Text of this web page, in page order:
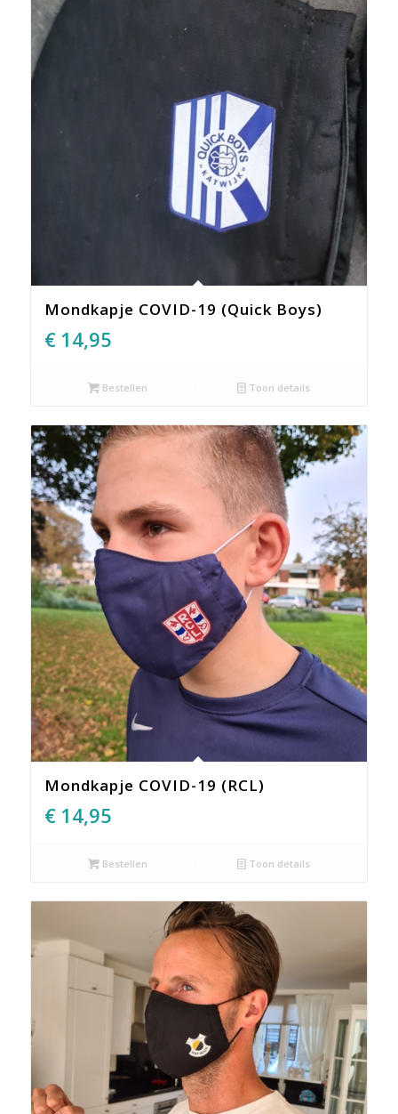
Mondkapje COVID-19 (Quick Boys)
€ 14,95
Bestellen Toon details
Mondkapje COVID-19 (RCL)
€ 14,95
Bestellen Toon details